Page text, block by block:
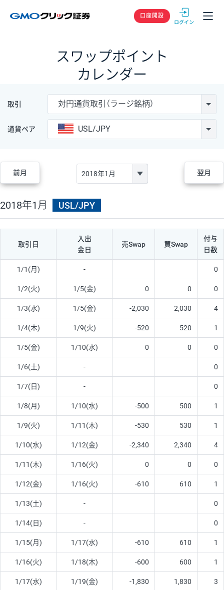
GMOクリック
口座開設
スワップポイント
カレンダー
取引 対円通貨取引（ラージ銘柄）
通貨ペア USL/JPY
前月 翌月
2018年1月 USL/JPY
取引日
入出
金日
売Swap 買Swap
付与
日数
1/1(月) - 0
1/2(火) 1/5(金) 0 0 0
1/3(水) 1/5(金) -2,030 2,030 4
1/4(木) 1/9(火) -520 520 1
1/5(金) 1/10(水) 0 0 0
1/6(土) - 0
1/7(日) - 0
1/8(月) 1/10(水) -500 500 1
1/9(火) 1/11(木) -530 530 1
1/10(水) 1/12(金) -2,340 2,340 4
1/11(木) 1/16(火) 0 0 0
1/12(金) 1/16(火) -610 610 1
1/13(土) - 0
1/14(日) - 0
1/15(月) 1/17(水) -610 610 1
1/16(火) 1/18(木) -600 600 1
1/17(水) 1/19(金) -1,830 1,830 3